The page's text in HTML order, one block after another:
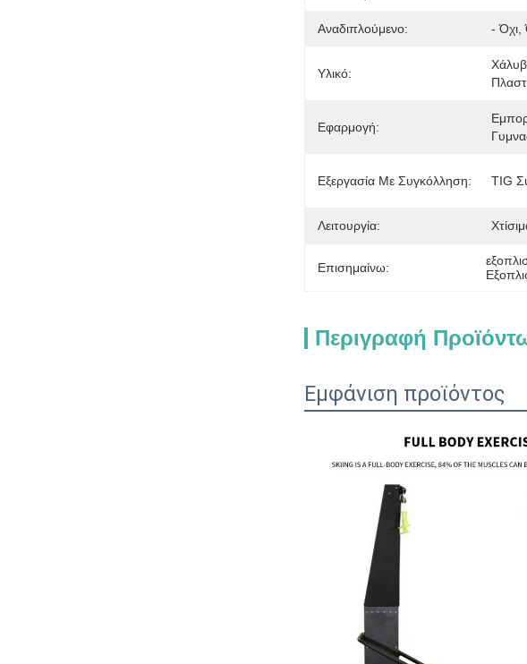
Αναδιπλούμενο: - Όχι,
Υλικό:
Εφαρμογή:
Εξεργασία Με Συγκόλληση: TIG
Λειτουργία:
Επισημαίνω:
Περιγραφή
Εμφάνιση προϊόντος